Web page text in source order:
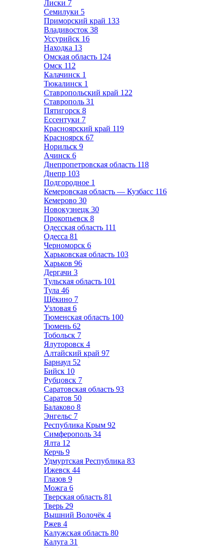
Лиски 7
Семилуки 5
Приморский край 133
Владивосток 38
Уссурийск 16
Находка 13
Омская область 124
Омск 112
Калачинск 1
Тюкалинск 1
Ставропольский край 122
Ставрополь 31
Пятигорск 8
Ессентуки 7
Красноярский край 119
Красноярск 67
Норильск 9
Ачинск 6
Днепропетровская область 118
Днепр 103
Подгородное 1
Кемеровская область — Кузбасс 116
Кемерово 30
Новокузнецк 30
Прокопьевск 8
Одесская область 111
Одесса 81
Черноморск 6
Харьковская область 103
Харьков 96
Дергачи 3
Тульская область 101
Тула 46
Щёкино 7
Узловая 6
Тюменская область 100
Тюмень 62
Тобольск 7
Ялуторовск 4
Алтайский край 97
Барнаул 52
Бийск 10
Рубцовск 7
Саратовская область 93
Саратов 50
Балаково 8
Энгельс 7
Республика Крым 92
Симферополь 34
Ялта 12
Керчь 9
Удмуртская Республика 83
Ижевск 44
Глазов 9
Можга 6
Тверская область 81
Тверь 29
Вышний Волочёк 4
Ржев 4
Калужская область 80
Калуга 31